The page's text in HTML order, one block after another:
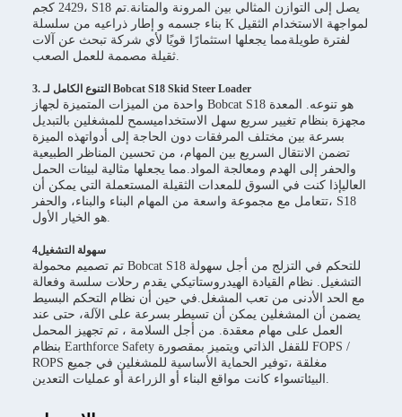
2429 كجم، S18 يصل إلى التوازن المثالي بين المرونة والمتانة.تم
بناء جسمه و إطار ذراعيه من سلسلة K لمواجهة الاستخدام الثقيل
لفترة طويلةمما يجعلها استثمارًا قويًا لأي شركة تبحث عن آلات
ثقيلة مصممة للعمل الصعب.
3. التنوع الكامل لـ Bobcat S18 Skid Steer Loader
واحدة من الميزات المتميزة لجهاز Bobcat S18 هو تنوعه. المعدة
مجهزة بنظام تغيير سريع سهل الاستخداميسمح للمشغلين بالتبديل
بسرعة بين مختلف المرفقات دون الحاجة إلى أدواتهذه الميزة
تضمن الانتقال السريع بين المهام، من تحسين المناظر الطبيعية
والحفر إلى الهدم ومعالجة المواد.مما يجعلها مثالية لبيئات الحمل
العاليإذا كنت في السوق للمعدات الثقيلة المستعملة التي يمكن أن
تتعامل مع مجموعة واسعة من المهام البناء والبناء، والحفر، S18
هو الخيار الأول.
4سهولة التشغيل
تم تصميم محمولة Bobcat S18 للتحكم في التزلج من أجل سهولة
التشغيل. نظام القيادة الهيدروستاتيكي يقدم رحلات سلسة وفعالة
مع الحد الأدنى من تعب المشغل.في حين أن نظام التحكم البسيط
يضمن أن المشغلين يمكن أن تسيطر بسرعة على الآلة، حتى عند
العمل على مهام معقدة. من أجل السلامة ، تم تجهيز المحمل
بنظام Earthforce Safety للقفل الذاتي ويتميز بمقصورة FOPS /
ROPS مغلقة ،توفير الحماية الأساسية للمشغلين في جميع
البيئاتسواء كانت مواقع البناء أو الزراعة أو عمليات التعدين.